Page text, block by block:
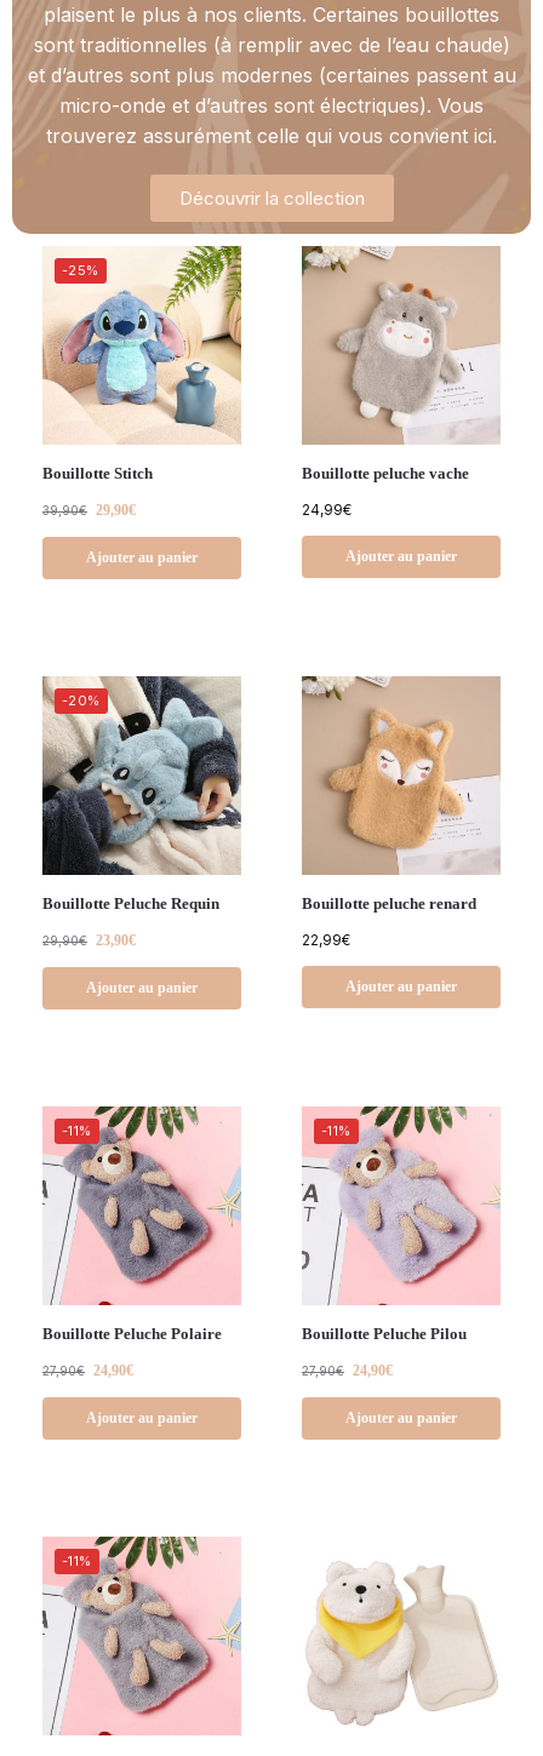
plaisent le plus à nos clients. Certaines bouillottes
sont traditionnelles (à remplir avec de l’eau chaude)
et d’autres sont plus modernes (certaines passent au
micro-onde et d’autres sont électriques). Vous
trouverez assurément celle qui vous convient ici.
Découvrir la collection
-25%
Bouillotte Stitch
39,90€ 29,90€
Ajouter au panier
Bouillotte peluche vache
24,99€
Ajouter au panier
-20%
Bouillotte Peluche Requin
29,90€ 23,90€
Ajouter au panier
Bouillotte peluche renard
22,99€
Ajouter au panier
-11%
Bouillotte Peluche Polaire
27,90€ 24,90€
Ajouter au panier
-11%
Bouillotte Peluche Pilou
27,90€ 24,90€
Ajouter au panier
-11%